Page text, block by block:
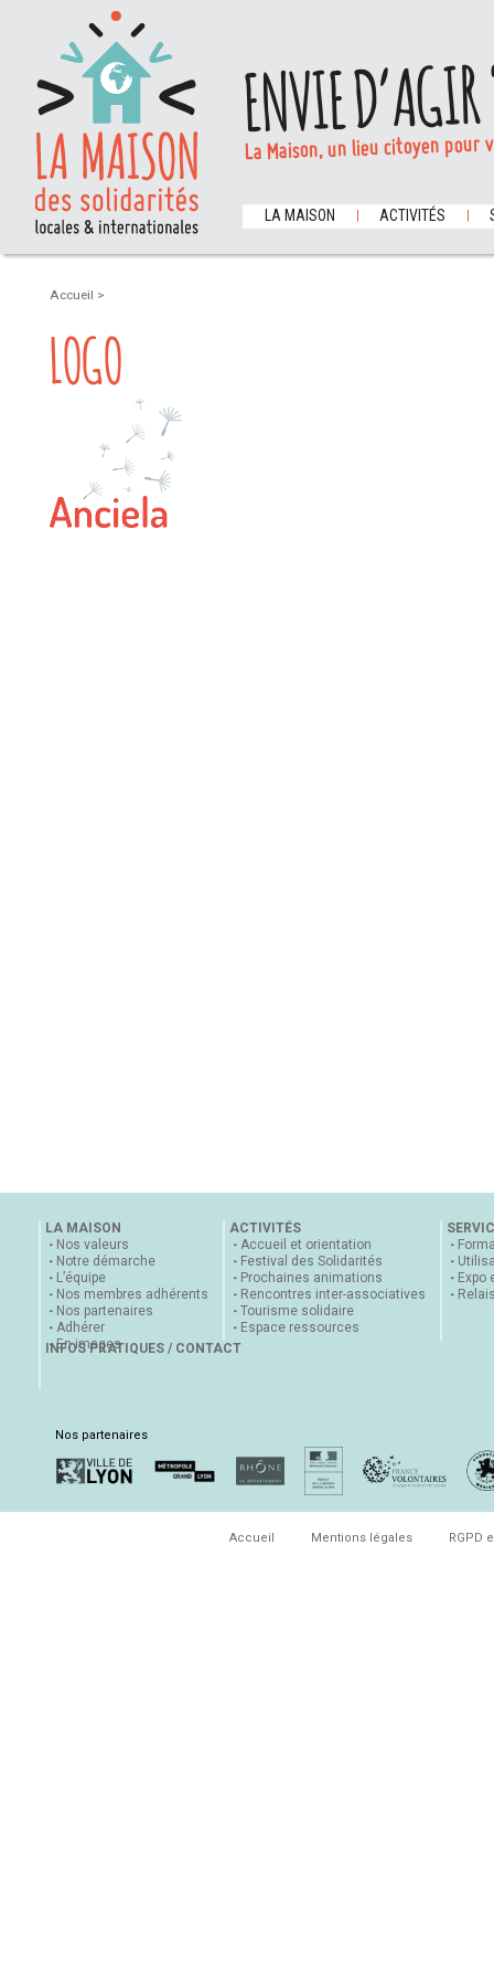
ENVIE
La Maison, un lieu citoyen
LA MAISON ACTIVITÉS
Accueil >
LOGO
LA MAISON
Nos valeurs
Notre démarche
L’équipe
Nos membres adhérents
Nos partenaires
Adhérer
En images
ACTIVITÉS
Accueil et orientation
Festival des Solidarités
Prochaines animations
Rencontres inter-associatives
Tourisme solidaire
Espace ressources
Expo
INFOS PRATIQUES / CONTACT
Nos partenaires
Accueil Mentions légales RGPD